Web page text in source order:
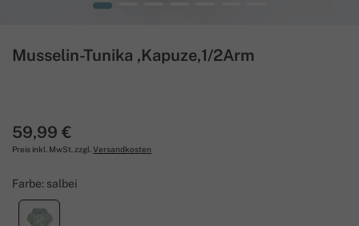
1
Musselin-Tunika ,Kapuze,1/2Arm
59,99 €
Preis inkl. MwSt. zzgl. Versandkosten
Farbe: salbei